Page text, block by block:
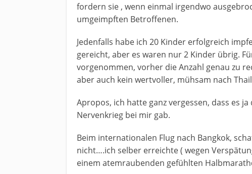
fordern sie , wenn einmal irgendwo
umgeimpften Betroffenen.
Jedenfalls habe ich 20 Kinder erfolgreich
gereicht, aber es waren nur 2 Kinder übrig.
vorgenommen, vorher die Anzahl genau zu
aber auch kein wertvoller, mühsam nach
Apropos, ich hatte ganz vergessen, dass es
Nervenkrieg bei mir gab.
Beim internationalen Flug nach Bangkok,
nicht….ich selber erreichte ( wegen
einem atemraubenden gefühlten